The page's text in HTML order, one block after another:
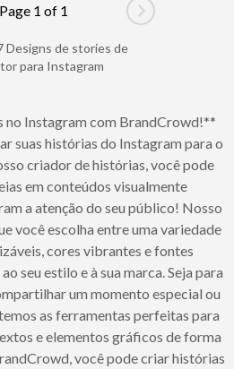
page
Page 1 of 1
Go to next
Designs de stories de
para Instagram
Instagram com BrandCrowd!**
suas histórias do Instagram para o
criador de histórias, você pode
em conteúdos visualmente
a atenção do seu público! Nosso
você escolha entre uma variedade
cores vibrantes e fontes
seu estilo e à sua marca. Seja para
um momento especial ou
as ferramentas perfeitas para
e elementos gráficos de forma
você pode criar histórias